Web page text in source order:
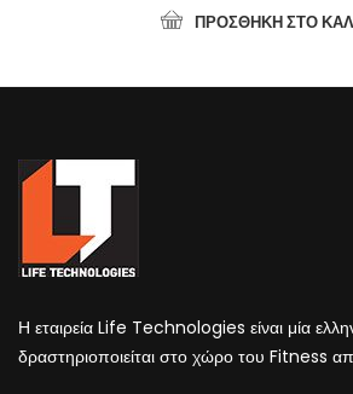
ΠΡΟΣΘΉΚΗ ΣΤΟ
Η εταιρεία Life Technologies είναι μία
δραστηριοποιείται στο χώρο του Fitness